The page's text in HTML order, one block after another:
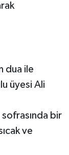
dua ile
üyesi Ali
sofrasında bir
ve